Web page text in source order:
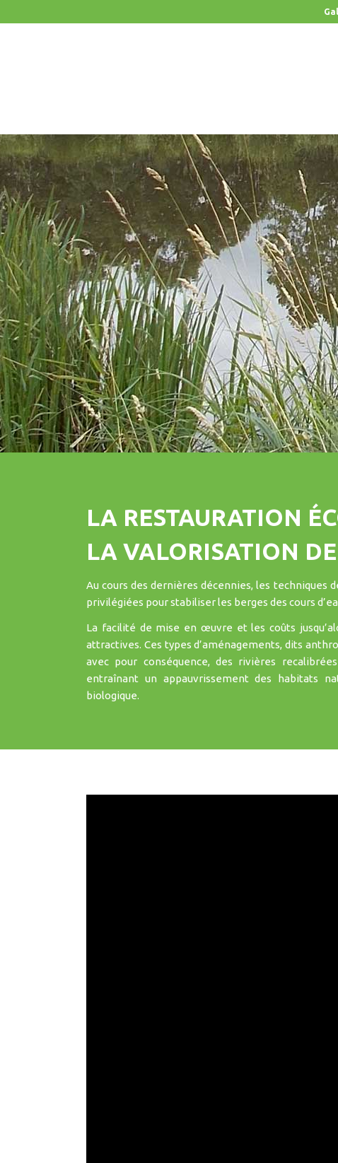
LA RESTAURATION
LA VALORISATION
Au cours des dernières décennies, les
privilégiées pour stabiliser les berges des cours
La facilité de mise en œuvre et les coûts
attractives. Ces types d’aménagements, dits
avec pour conséquence, des rivières
entraînant un appauvrissement des habitats
biologique.